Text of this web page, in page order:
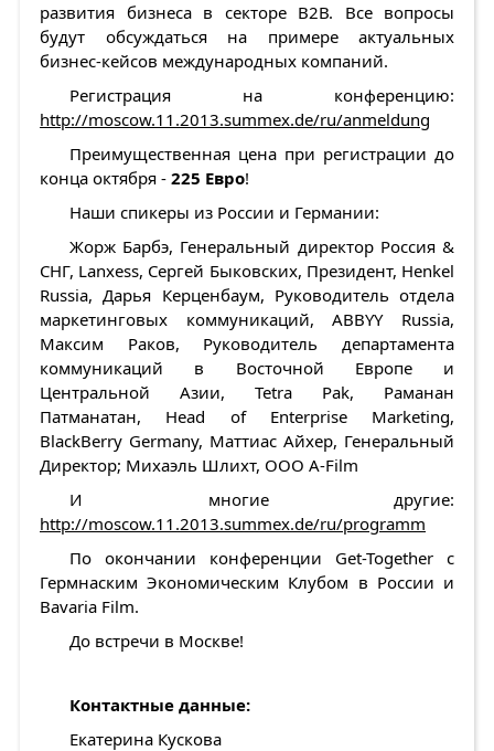
развития бизнеса в секторе В2В. Все вопросы
будут обсуждаться на примере актуальных
бизнес-кейсов международных компаний.
Регистрация на конференцию:
http://moscow.11.2013.summex.de/ru/anmeldung
Преимущественная цена при регистрации до
конца октября - 225 Евро!
Наши спикеры из России и Германии:
Жорж Барбэ, Генеральный директор Россия &
СНГ, Lanxess, Сергей Быковских, Президент, Henkel
Russia, Дарья Керценбаум, Руководитель отдела
маркетинговых коммуникаций, ABBYY Russia,
Максим Раков, Руководитель департамента
коммуникаций в Восточной Европе и
Центральной Азии, Tetra Pak, Раманан
Патманатан, Head of Enterprise Marketing,
BlackBerry Germany, Маттиас Айхер, Генеральный
Директор; Михаэль Шлихт, OOO A-Film
И многие другие:
http://moscow.11.2013.summex.de/ru/programm
По окончании конференции Get-Together с
Гермнаским Экономическим Клубом в России и
Bavaria Film.
До встречи в Москве!
Контактные данные:
Екатерина Кускова